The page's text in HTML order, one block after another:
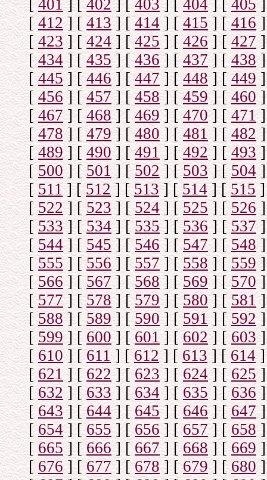
[401] [402] [403] [404] [405]
[412] [413] [414] [415] [416]
[423] [424] [425] [426] [427]
[434] [435] [436] [437] [438]
[445] [446] [447] [448] [449]
[ 456] [457] [458] [459] [460]
[467] [468] [469] [470] [471]
[478] [479] [480] [481] [482]
[489] [490] [491] [492] [493]
[500] [501] [502] [503] [504]
[511] [512] [513] [514] [515]
[522] [523] [524] [525] [526]
[533] [534] [535] [536] [ 537]
[544] [545] [546] [547] [548]
[555] [556] [557] [558] [559]
[566] [567] [568] [569] [570]
[577] [578] [579] [580] [581]
[588] [589] [590] [591] [592]
[599] [600] [ 601] [602] [603]
[610] [611] [612] [613] [614]
[621] [622] [623] [624] [625]
[632] [633] [634] [635] [636]
[643] [644] [645] [646] [647]
[654] [655] [656] [657] [658]
[665] [666] [667] [668] [669]
[676] [677] [678] [679] [680]